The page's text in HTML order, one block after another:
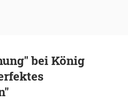
bei König